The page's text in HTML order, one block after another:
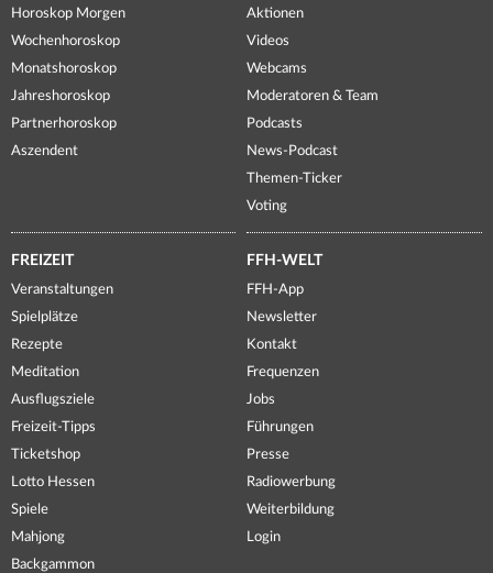
Horoskop Morgen
Wochenhoroskop
Monatshoroskop
Jahreshoroskop
Partnerhoroskop
Aszendent
Aktionen
Videos
Webcams
Moderatoren & Team
Podcasts
News-Podcast
Themen-Ticker
Voting
FREIZEIT
Veranstaltungen
Spielplätze
Rezepte
Meditation
Ausflugsziele
Freizeit-Tipps
Ticketshop
Lotto Hessen
Spiele
Mahjong
Backgammon
FFH-WELT
FFH-App
Newsletter
Kontakt
Frequenzen
Jobs
Führungen
Presse
Radiowerbung
Weiterbildung
Login